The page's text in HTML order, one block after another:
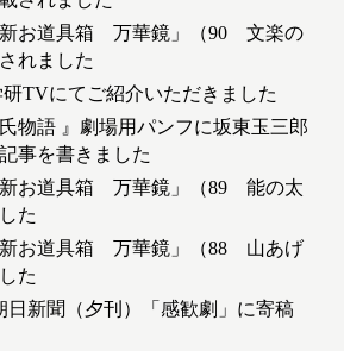
新お道具箱 万華鏡」（90 文楽の
れました
研TVにてご紹介いただきました
物語 』劇場用パンフに坂東玉三郎
事を書きました
新お道具箱 万華鏡」（89 能の太
た
新お道具箱 万華鏡」（88 山あげ
た
新聞（夕刊）「感歓劇」に寄稿